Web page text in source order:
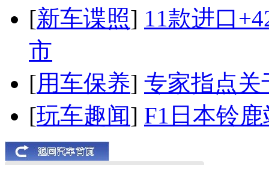
[新车谍照] 11款进口
市
[用车保养] 专家指点关
[玩车趣闻] F1日本铃